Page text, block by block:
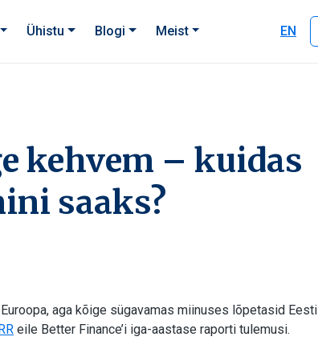
Ühistu Blogi Meist EN
kehvem – kuidas
saaks?
aga kõige sügavamas miinuses lõpetasid Eesti
eile Better Finance’i iga-aastase raporti tulemusi.